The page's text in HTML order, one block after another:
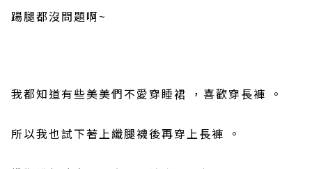
踼腿都沒問題啊~
我都知道有些美美們不愛穿睡裙 ，喜歡穿長褲 。
所以我也試下著上纖腿襪後再穿上長褲 。